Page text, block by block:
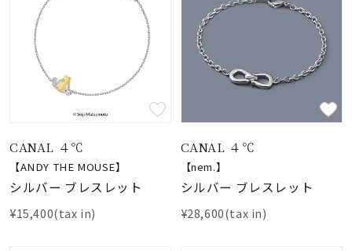
CANAL ４℃
【ANDY THE MOUSE】
シルバー ブレスレット
¥15,400(tax in)
CANAL ４℃
【nem.】
シルバー ブレスレット
¥28,600(tax in)